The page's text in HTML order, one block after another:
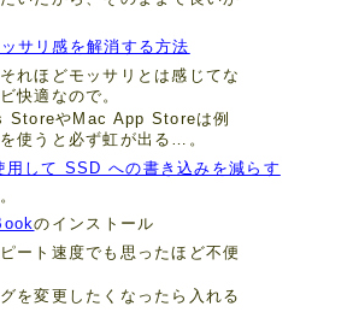
サリ感を解消する方法
れほどモッサリとは感じてな
快適なので。
StoreやMac App Storeは例
使うと必ず虹が出る…。
用して SSD への書き込みを減らす
のインストール
ート速度でも思ったほど不便
を変更したくなったら入れる